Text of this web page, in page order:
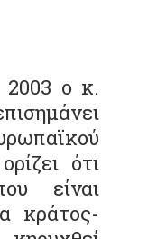
ο κ.
ότι
είναι
κράτος-